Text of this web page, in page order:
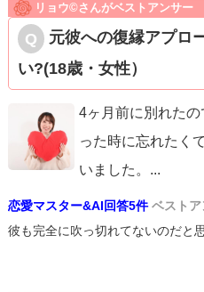
リョウ©️さんがベストアンサー
元彼への復縁アプロ
い‪?‎(18歳・女性）
4ヶ月前に別れた
った時に忘れたく
いました。 ...
恋愛マスター&AI回答5件 ベスト
彼も完全に吹っ切れてないのだと